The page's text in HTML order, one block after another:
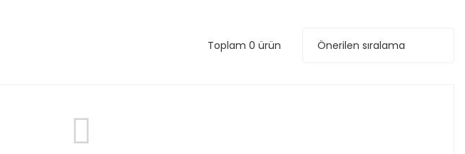
Toplam 0 ürün